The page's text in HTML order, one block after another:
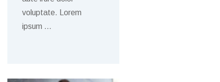
voluptate. Lorem
ipsum …